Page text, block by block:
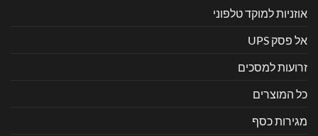
אוזניות למוקד טלפוני
אל פסק UPS
זרועות למסכים
כל המוצרים
מגירות כסף